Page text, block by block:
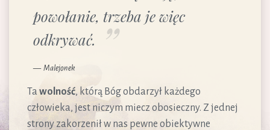
powołanie, trzeba je więc
odkrywać.
Malejonek
Tawolność, którą Bóg obdarzył każdego
człowieka, jest niczym miecz obosieczny. Z jednej
strony zakorzenił w nas pewne obiektywne